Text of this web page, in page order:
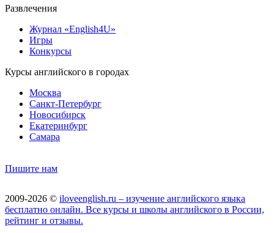
Развлечения
Журнал «English4U»
Игры
Конкурсы
Курсы английского в городах
Москва
Санкт-Петербург
Новосибирск
Екатеринбург
Самара
Пишите нам
2009-2026 © iloveenglish.ru – изучение английского языка
бесплатно онлайн. Все курсы и школы английского в России,
рейтинг и отзывы.